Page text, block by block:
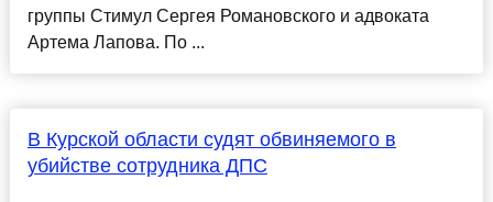
группы Стимул Сергея Романовского и адвоката
Артема Лапова. По ...
В Курской области судят обвиняемого в
убийстве сотрудника ДПС